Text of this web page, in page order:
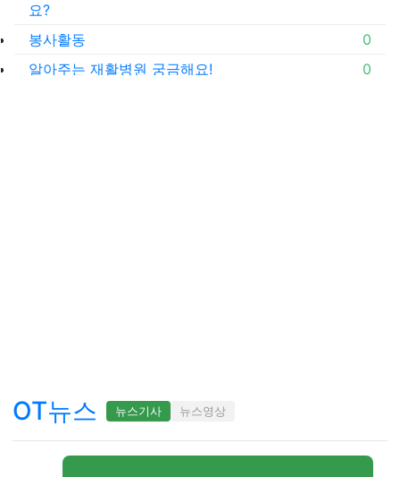
요?
좋아
0
봉사활동
좋아
0
알아주는 재활병원 궁금해요!
OT뉴스 뉴스기사 뉴스영상